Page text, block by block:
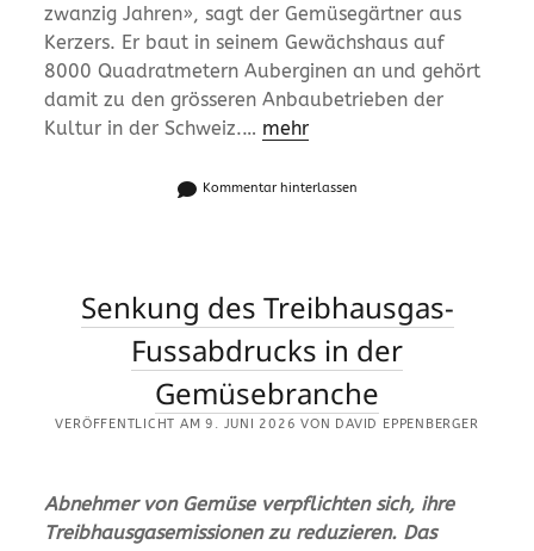
zwanzig Jahren», sagt der Gemüsegärtner aus
Kerzers. Er baut in seinem Gewächshaus auf
8000 Quadratmetern Auberginen an und gehört
damit zu den grösseren Anbaubetrieben der
Kultur in der Schweiz.… mehr
Kommentar hinterlassen
Senkung des Treibhausgas-
Fussabdrucks in der
Gemüsebranche
VERÖFFENTLICHT AM 9. JUNI 2026 VON DAVID EPPENBERGER
Abnehmer von Gemüse verpflichten sich, ihre
Treibhausgasemissionen zu reduzieren. Das